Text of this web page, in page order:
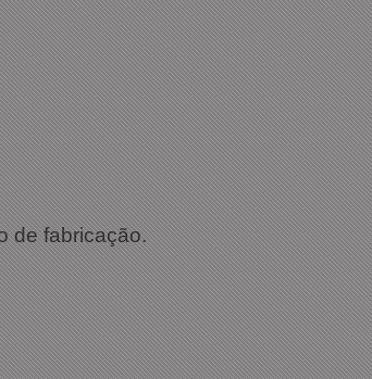
de fabricação.